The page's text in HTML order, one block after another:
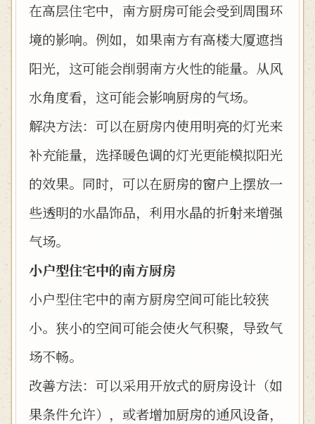
在高层住宅中，南方厨房可能会受到周围环
境的影响。例如，如果南方有高楼大厦遮挡
阳光，这可能会削弱南方火性的能量。从风
水角度看，这可能会影响厨房的气场。
解决方法：可以在厨房内使用明亮的灯光来
补充能量，选择暖色调的灯光更能模拟阳光
的效果。同时，可以在厨房的窗户上摆放一
些透明的水晶饰品，利用水晶的折射来增强
气场。
小户型住宅中的南方厨房
小户型住宅中的南方厨房空间可能比较狭
小。狭小的空间可能会使火气积聚，导致气
场不畅。
改善方法：可以采用开放式的厨房设计（如
果条件允许），或者增加厨房的通风设备，